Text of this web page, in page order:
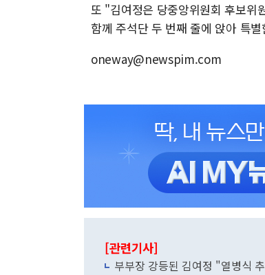
또 "김여정은 당중앙위원회 후보위
함께 주석단 두 번째 줄에 앉아 특
oneway@newspim.com
[관련기사]
부부장 강등된 김여정 "열병식